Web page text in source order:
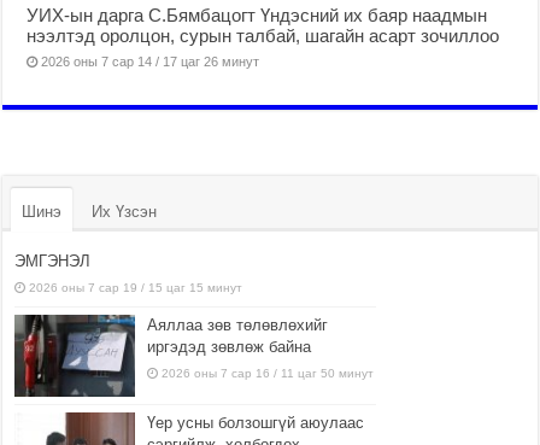
УИХ-ын дарга С.Бямбацогт Үндэсний их баяр наадмын
нээлтэд оролцон, сурын талбай, шагайн асарт зочиллоо
2026 оны 7 сар 14 / 17 цаг 26 минут
Шинэ Их Үзсэн
ЭМГЭНЭЛ
2026 оны 7 сар 19 / 15 цаг 15 минут
Аяллаа зөв төлөвлөхийг
иргэдэд зөвлөж байна
2026 оны 7 сар 16 / 11 цаг 50 минут
Үер усны болзошгүй аюулаас